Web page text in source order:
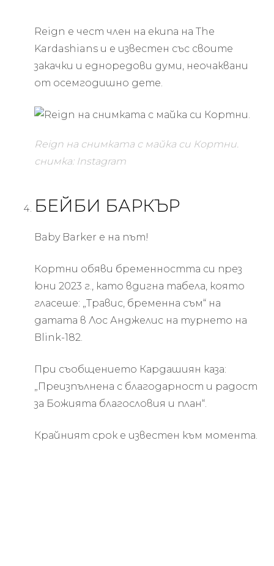
Reign е чест член на екипа на The
Kardashians и е известен със своите
закачки и едноредови думи, неочаквани
от осемгодишно дете.
Reign на снимката с майка си Кортни.
снимка: Instagram
БЕЙБИ БАРКЪР
Baby Barker е на път!
Кортни обяви бременността си през
юни 2023 г., като вдигна табела, която
гласеше: „Травис, бременна съм“ на
датата в Лос Анджелис на турнето на
Blink-182.
При съобщението Кардашиян каза:
„Преизпълнена с благодарност и радост
за Божията благословия и план“.
Крайният срок е известен към момента.